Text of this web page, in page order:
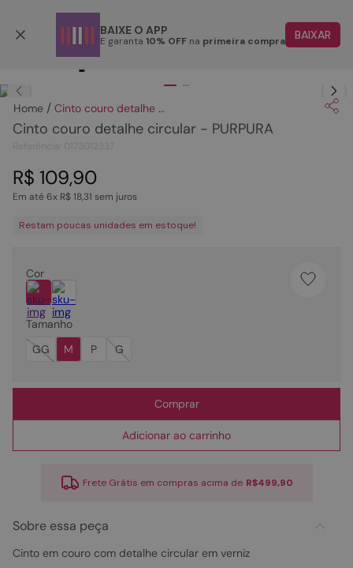
BAIXE O APP
E garanta 10% OFF na primeira compra BAIXAR
Cinto couro detalhe circular - PURPURA
Cinto couro detalhe circular - PURPURA
R$ 109,90
Em até6x R$18,31 sem juros
Restam poucas unidades em estoque!
Cor
Tamanho
GG
M P G
Comprar
Adicionar ao carrinho
Frete Grátis em compras acima de R$499,90
Sobre essa peça
Cinto em couro com detalhe circular em verniz
1
2º
rasteira
4º
bota
5º
sandalia
6º
tamanco
sapatilha
couro
10º scarpin